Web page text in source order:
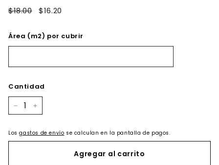
$18.00 $16.20
Área (m2) por cubrir
Cantidad
Losgastos de envío se calculan en la pantalla de pagos.
Agregar al carrito